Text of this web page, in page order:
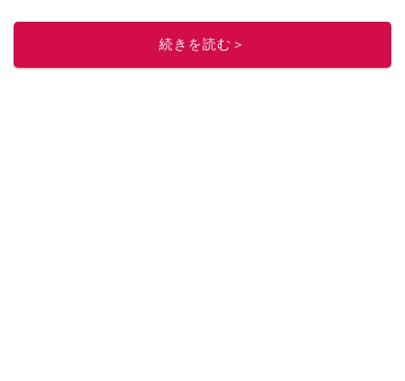
このイチオシストの他の記事を読む
続きを読む＞